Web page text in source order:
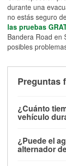
durante una
no estás seguro
las pruebas
Bandera Road en
posibles
Preguntas
¿Cuánto
vehículo
alimentar
limitado,
¿Puede el
alternador